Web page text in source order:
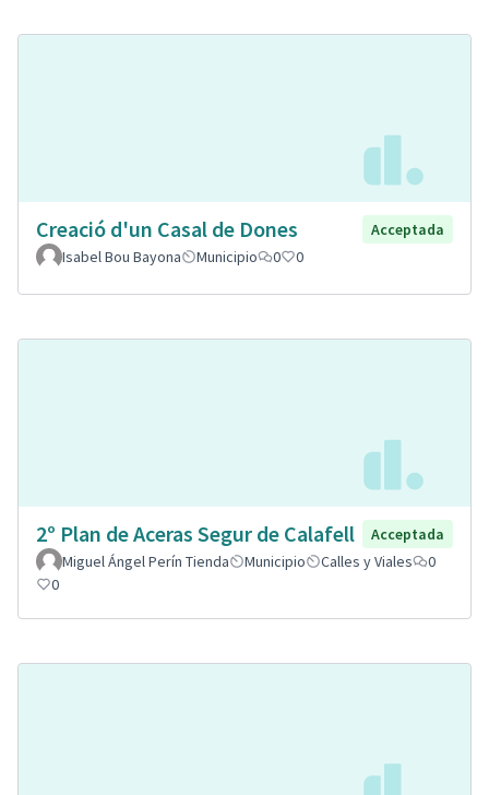
Creació d'un Casal de Dones
Acceptada
Isabel Bou Bayona
Municipio 0 0
2º Plan de Aceras Segur de Calafell
Acceptada
Miguel Ángel Perín Tienda
Municipio Calles y Viales
0
0